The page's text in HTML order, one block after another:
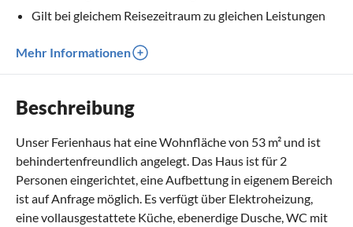
Gilt bei gleichem Reisezeitraum zu gleichen Leistungen
Mehr Informationen
Beschreibung
Unser Ferienhaus hat eine Wohnfläche von 53 m² und ist
behindertenfreundlich angelegt. Das Haus ist für 2
Personen eingerichtet, eine Aufbettung in eigenem Bereich
ist auf Anfrage möglich. Es verfügt über Elektroheizung,
eine vollausgestattete Küche, ebenerdige Dusche, WC mit